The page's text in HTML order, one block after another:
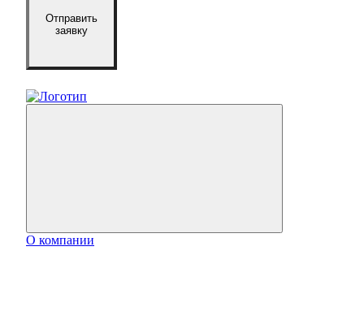
Отправить
заявку
О компании